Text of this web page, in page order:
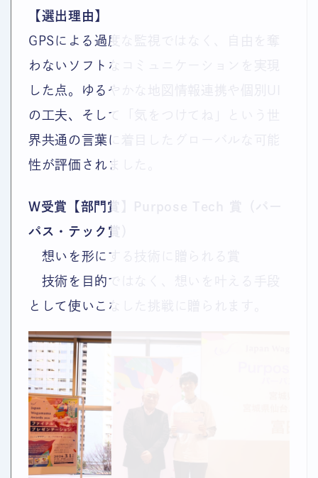
【 選出理由 】
GPSによる過度な監視ではなく、自由を奪
わないソフトなコミュニケーションを実現
した点。ゆるやかな地図情報連携や個別UI
の工夫、そして「気をつけてね」という世
界共通の言葉に着目したグローバルな可能
性が評価されました。
W受賞【部門賞】Purpose Tech 賞（パー
パス・テック賞）
想いを形にする技術に贈られる賞
技術を目的ではなく、想いを叶える手段
として使いこなした挑戦に贈られます。